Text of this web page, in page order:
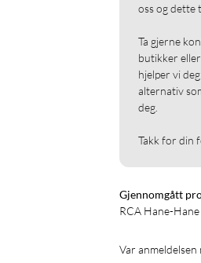
oss og dette
Ta gjerne
butikker
hjelper vi
alternativ
deg.
Takk for din
Gjennomgått
RCA Hane-Hane
Var anmeldelsen